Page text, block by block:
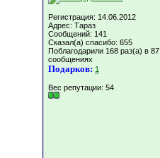
Регистрация: 14.06.2012
Адрес: Тараз
Сообщений: 141
Сказал(а) спасибо: 655
Поблагодарили 168 раз(а) в 87
сообщениях
Подарков: 1
Вес репутации: 54